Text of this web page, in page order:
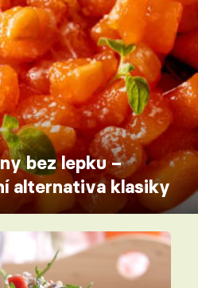
bez lepku –
alternativa klasiky